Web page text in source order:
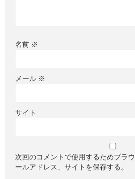
名前 ※
メール ※
サイト
次回のコメントで使用するためブラ
ールアドレス、サイトを保存する。